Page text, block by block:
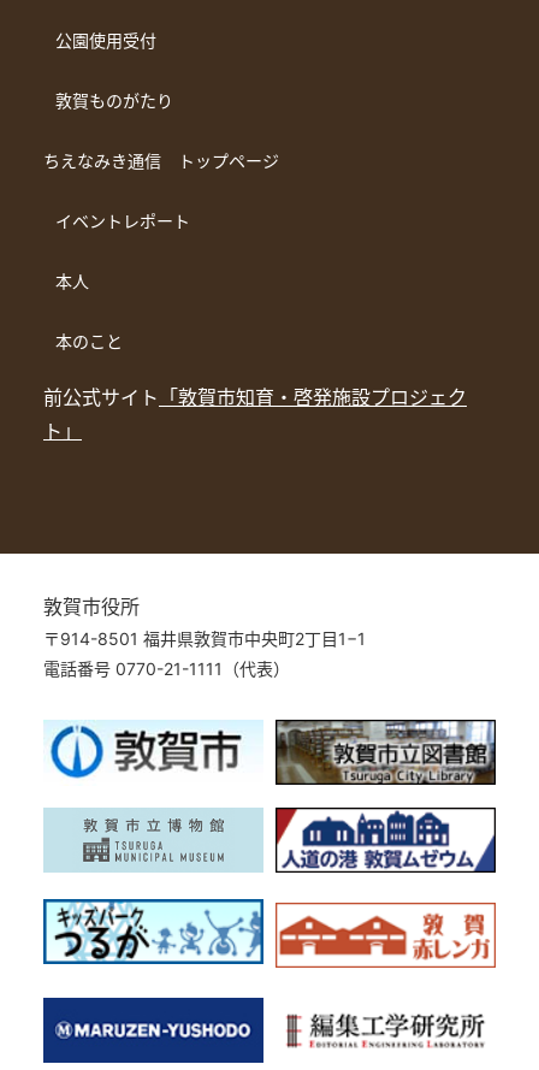
公園使用受付
敦賀ものがたり
ちえなみき通信 トップページ
イベントレポート
本人
本のこと
前公式サイト 「敦賀市知育・啓発施設プロジェク
ト」
敦賀市役所
〒914-8501 福井県敦賀市中央町2丁目1−1
電話番号 0770-21-1111（代表）